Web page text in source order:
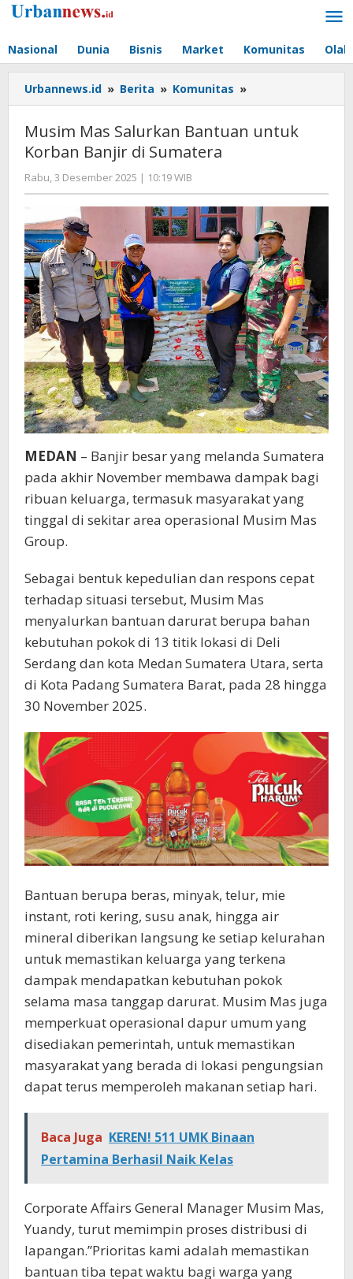
Lewati
Nasional Dunia Bisnis Market Komunitas
Urbannews.id » Berita » Komunitas »
Mas
Bantuan
di
Sumatera
Musim Mas Salurkan Bantuan untuk
Korban Banjir di Sumatera
Rabu, 3 Desember 2025 | 10:19 WIB
Editor
MEDAN – Banjir besar yang melanda Sumatera
pada akhir November membawa dampak bagi
ribuan keluarga, termasuk masyarakat yang
tinggal di sekitar area operasional Musim Mas
Group.
Sebagai bentuk kepedulian dan respons cepat
terhadap situasi tersebut, Musim Mas
menyalurkan bantuan darurat berupa bahan
kebutuhan pokok di 13 titik lokasi di Deli
Serdang dan kota Medan Sumatera Utara, serta
di Kota Padang Sumatera Barat, pada 28 hingga
30 November 2025.
Bantuan berupa beras, minyak, telur, mie
instant, roti kering, susu anak, hingga air
mineral diberikan langsung ke setiap kelurahan
untuk memastikan keluarga yang terkena
dampak mendapatkan kebutuhan pokok
selama masa tanggap darurat. Musim Mas juga
memperkuat operasional dapur umum yang
disediakan pemerintah, untuk memastikan
masyarakat yang berada di lokasi pengungsian
dapat terus memperoleh makanan setiap hari.
Baca Juga KEREN! 511 UMK Binaan
Pertamina Berhasil Naik Kelas
Corporate Affairs General Manager Musim Mas,
Yuandy, turut memimpin proses distribusi di
lapangan.”Prioritas kami adalah memastikan
bantuan tiba tepat waktu bagi warga yang